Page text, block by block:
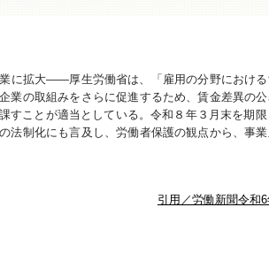
に拡大――厚生労働省は、「雇用の分野における
業の取組みをさらに促進するため、賃金差異の
すことが適当としている。令和８年３月末を期
法制化にも言及し、労働者保護の観点から、事
引用／労働新聞令和